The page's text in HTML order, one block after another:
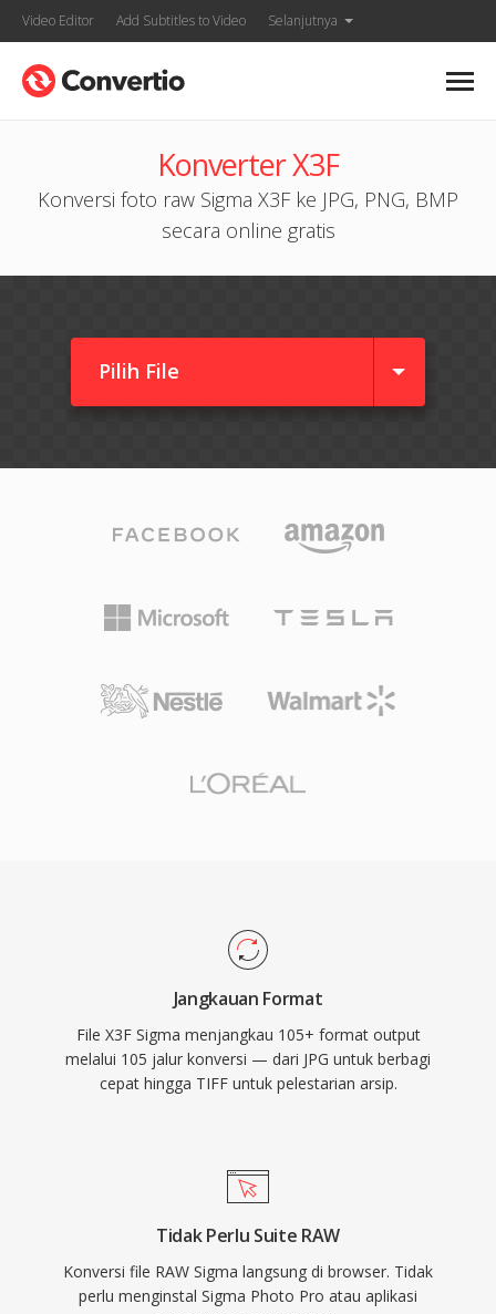
Video Editor Add Subtitles to Video Selanjutnya
Konverter X3F
Konversi foto raw Sigma X3F ke JPG, PNG, BMP
secara online gratis
Pilih File
Jangkauan Format
File X3F Sigma menjangkau 105+ format output
melalui 105 jalur konversi — dari JPG untuk berbagi
cepat hingga TIFF untuk pelestarian arsip.
Tidak Perlu Suite RAW
Konversi file RAW Sigma langsung di browser. Tidak
perlu menginstal Sigma Photo Pro atau aplikasi